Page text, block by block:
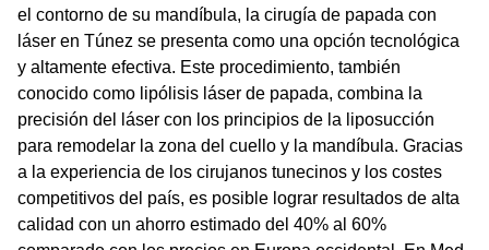
el contorno de su mandíbula, la cirugía de papada con
láser en Túnez se presenta como una opción tecnológica
y altamente efectiva. Este procedimiento, también
conocido como lipólisis láser de papada, combina la
precisión del láser con los principios de la liposucción
para remodelar la zona del cuello y la mandíbula. Gracias
a la experiencia de los cirujanos tunecinos y los costes
competitivos del país, es posible lograr resultados de alta
calidad con un ahorro estimado del 40% al 60%